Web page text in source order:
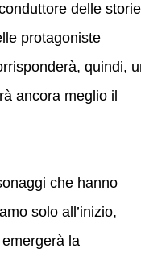
delle storie
protagoniste
quindi,
ancora meglio il
che hanno
solo all’inizio,
la